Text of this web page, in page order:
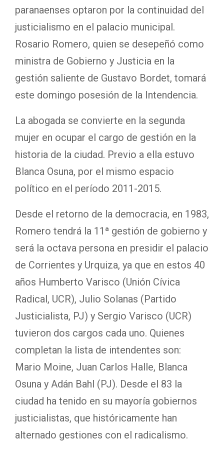
paranaenses optaron por la continuidad del
justicialismo en el palacio municipal.
Rosario Romero, quien se desepeñó como
ministra de Gobierno y Justicia en la
gestión saliente de Gustavo Bordet, tomará
este domingo posesión de la Intendencia.
La abogada se convierte en la segunda
mujer en ocupar el cargo de gestión en la
historia de la ciudad. Previo a ella estuvo
Blanca Osuna, por el mismo espacio
político en el período 2011-2015.
Desde el retorno de la democracia, en 1983,
Romero tendrá la 11ª gestión de gobierno y
será la octava persona en presidir el palacio
de Corrientes y Urquiza, ya que en estos 40
años Humberto Varisco (Unión Cívica
Radical, UCR), Julio Solanas (Partido
Justicialista, PJ) y Sergio Varisco (UCR)
tuvieron dos cargos cada uno. Quienes
completan la lista de intendentes son:
Mario Moine, Juan Carlos Halle, Blanca
Osuna y Adán Bahl (PJ). Desde el 83 la
ciudad ha tenido en su mayoría gobiernos
justicialistas, que históricamente han
alternado gestiones con el radicalismo.